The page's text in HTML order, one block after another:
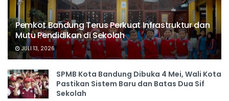
Pemkot Bandung Terus Perkuat Infrastruktur dan
Mutu Pendidikan di Sekolah
JULI 13, 2026
SPMB Kota Bandung Dibuka 4 Mei, Wali Kota
Pastikan Sistem Baru dan Batas Dua Sif
Sekolah